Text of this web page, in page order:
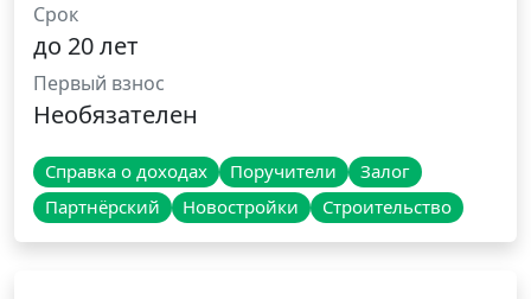
Срок
до 20 лет
Первый взнос
Необязателен
Справка о доходах Поручители
Залог
Партнёрский
Новостройки Строительство